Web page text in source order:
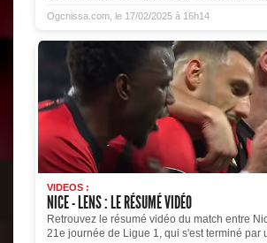
Ogcnissa.com, le 17/02/2025 à 16h14
VIDEOS :
NICE - LENS : LE RÉSUMÉ VIDÉO
Retrouvez le résumé vidéo du match entre
21e journée de Ligue 1, qui s'est terminé par